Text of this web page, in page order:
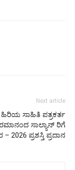
Next article
ಹಿರಿಯ ಸಾಹಿತಿ ಪತ್ರಕರ್ತ
ಸಾಲ್ಯಾನ್ ರಿಗೆ
– 2026 ಪ್ರಶಸ್ತಿ ಪ್ರದಾನ